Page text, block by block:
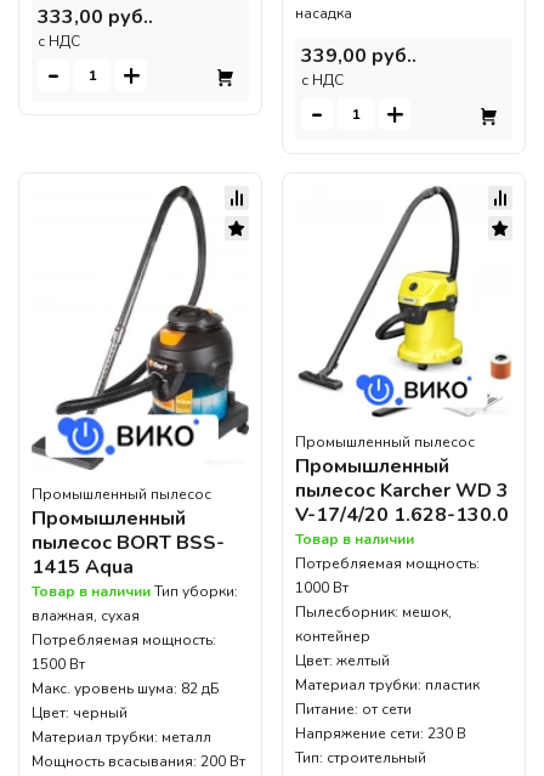
333,00 руб..
c НДС
- +
насадка
339,00 руб..
c НДС
- +
Промышленный пылесос
Промышленный
пылесос BORT BSS-
1415 Aqua
Товар в наличииТип уборки:
влажная, сухая
Потребляемая мощность:
1500 Вт
Макс. уровень шума: 82 дБ
Цвет: черный
Материал трубки: металл
Мощность всасывания: 200 Вт
Промышленный пылесос
Промышленный
пылесос Karcher WD 3
V-17/4/20 1.628-130.0
Товар в наличии
Потребляемая мощность:
1000 Вт
Пылесборник: мешок,
контейнер
Цвет: желтый
Материал трубки: пластик
Питание: от сети
Напряжение сети: 230 В
Тип: строительный